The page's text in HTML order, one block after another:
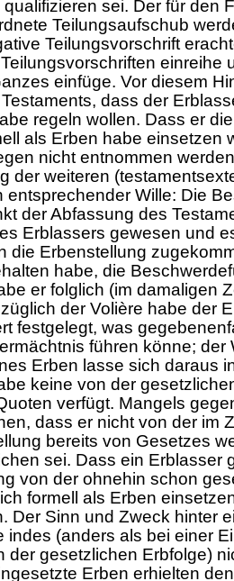
qualifizieren sei. Der für den
Teilungsaufschub
Teilungsvorschrift
einreihe
einfüge. Vor diesem
dass der
regeln wollen. Dass er
als Erben habe einsetzen
nicht entnommen
der weiteren
entsprechender Wille: Die
der Abfassung des
Erblassers gewesen und
die Erbenstellung
habe, die
er folglich (im damaligen
der Volière habe der
festgelegt, was
führen könne; der
Erben lasse sich daraus
keine von der
verfügt. Mangels
dass er nicht von der im
bereits von Gesetzes
sei. Dass ein Erblasser
von der ohnehin schon
formell als Erben
Der Sinn und Zweck hinter
indes (anders als bei einer
der gesetzlichen Erbfolge)
Erben erhielten